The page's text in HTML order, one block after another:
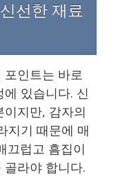
선한 재료
인트는 바로
있습니다. 신
지만, 감자의
지기 때문에 매
끄럽고 흠집이
라야 합니다.